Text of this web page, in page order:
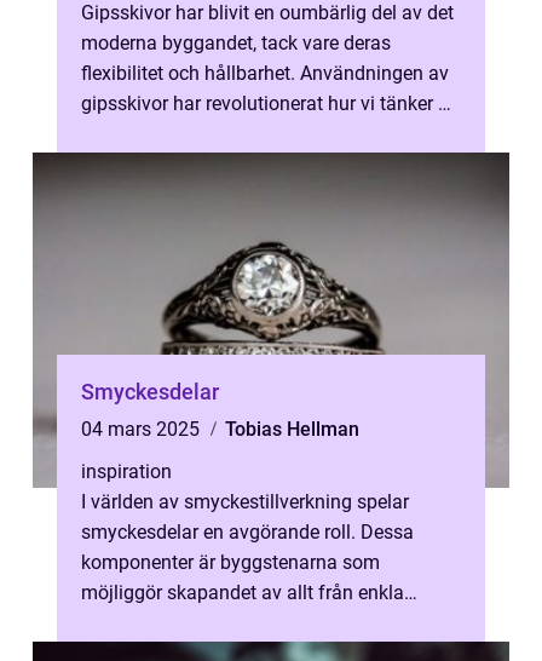
Gipsskivor har blivit en oumbärlig del av det
moderna byggandet, tack vare deras
flexibilitet och hållbarhet. Användningen av
gipsskivor har revolutionerat hur vi tänker på
Smyckesdelar
04 mars 2025
Tobias Hellman
inspiration
I världen av smyckestillverkning spelar
smyckesdelar en avgörande roll. Dessa
komponenter är byggstenarna som
möjliggör skapandet av allt från enkla